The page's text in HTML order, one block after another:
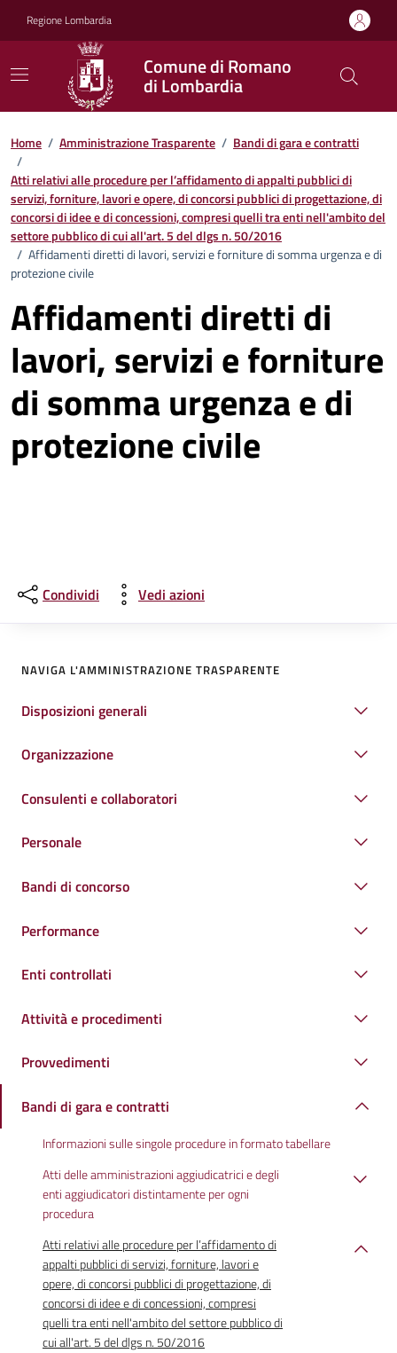
Regione Lombardia
Comune di Romano
di Lombardia
Home / Amministrazione Trasparente / Bandi di gara e contratti
/
Atti relativi alle procedure per l’affidamento di appalti pubblici di
servizi, forniture, lavori e opere, di concorsi pubblici di progettazione, di
concorsi di idee e di concessioni, compresi quelli tra enti nell'ambito del
settore pubblico di cui all'art. 5 del dlgs n. 50/2016
/ Affidamenti diretti di lavori, servizi e forniture di somma urgenza e di
protezione civile
Affidamenti diretti di
lavori, servizi e forniture
di somma urgenza e di
protezione civile
Condividi Vedi azioni
NAVIGA L'AMMINISTRAZIONE TRASPARENTE
Disposizioni generali
Organizzazione
Consulenti e collaboratori
Personale
Bandi di concorso
Performance
Enti controllati
Attività e procedimenti
Provvedimenti
Bandi di gara e contratti
Informazioni sulle singole procedure in formato tabellare
Atti delle amministrazioni aggiudicatrici e degli
enti aggiudicatori distintamente per ogni
procedura
Atti relativi alle procedure per l’affidamento di
appalti pubblici di servizi, forniture, lavori e
opere, di concorsi pubblici di progettazione, di
concorsi di idee e di concessioni, compresi
quelli tra enti nell'ambito del settore pubblico di
cui all'art. 5 del dlgs n. 50/2016